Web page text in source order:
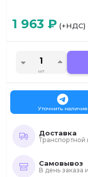
1 963 ₽ (+НДС)
шт.
Уточнить наличие
Доставка
Самовывоз
В день заказа